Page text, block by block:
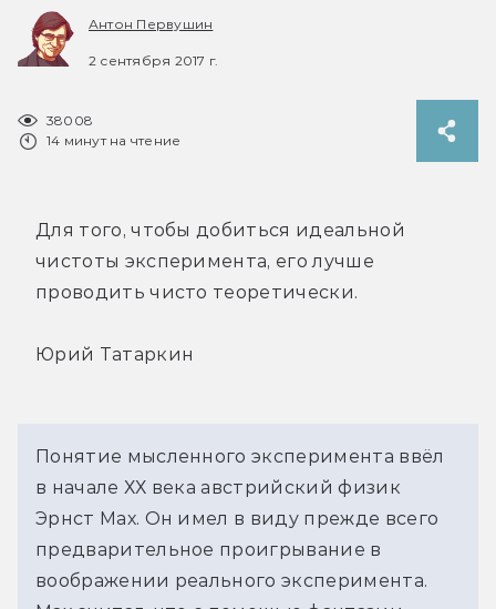
Антон Первушин
2 сентября 2017 г.
38008
14 минут на чтение
Для того, чтобы добиться идеальной
чистоты эксперимента, его лучше
проводить чисто теоретически.
Юрий Татаркин
Понятие мысленного эксперимента ввёл
в начале ХХ века австрийский физик
Эрнст Мах. Он имел в виду прежде всего
предварительное проигрывание в
воображении реального эксперимента.